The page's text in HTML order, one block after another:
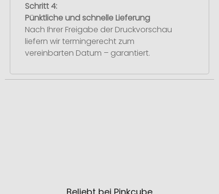
Schritt 4:
Pünktliche und schnelle Lieferung
Nach Ihrer Freigabe der Druckvorschau
liefern wir termingerecht zum
vereinbarten Datum – garantiert.